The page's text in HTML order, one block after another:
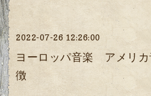
2022-07-26 12:26:00
ヨーロッパ音楽 アメリ
徴